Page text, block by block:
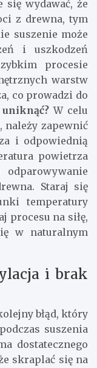
się wydawać, że
z drewna, tym
suszenie może
i uszkodzeń
procesie
warstw
co prowadzi do
W celu
należy zapewnić
i odpowiednią
powietrza
Staraj się
temperatury
procesu na siłę,
w naturalnym
i brak
błąd, który
suszenia
dostatecznego
skraplać się na